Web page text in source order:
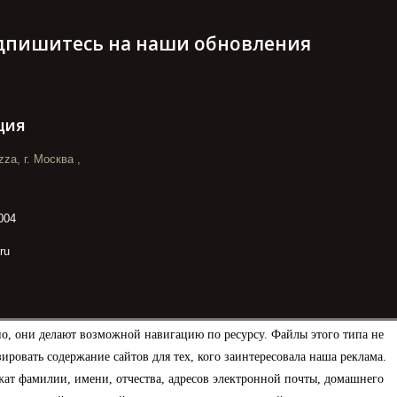
они делают возможной навигацию по ресурсу. Файлы этого типа не
содержание сайтов для тех, кого заинтересовала наша реклама.
фамилии, имени, отчества, адресов электронной почты, домашнего
на наши обновления
г. Москва ,